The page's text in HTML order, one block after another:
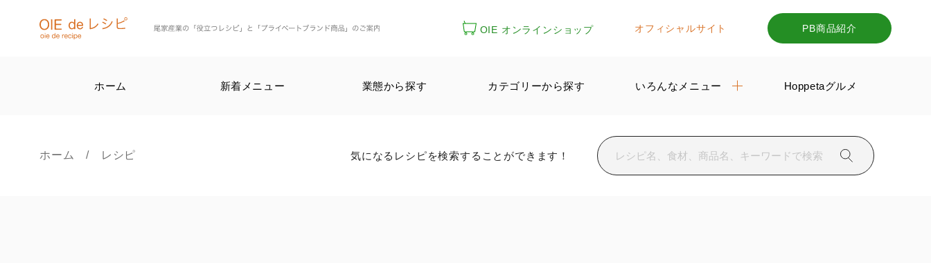
OIE オンラインショップ オフィシャルサイト PB商品紹介
ホーム 新着メニュー 業態から探す カテゴリーから探す いろんなメニュー Hoppetaグルメ
ホーム/ レシピ 気になるレシピを検索することができます！